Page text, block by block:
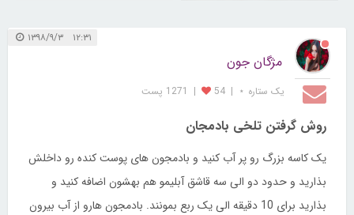
۱۲:۳۱ ۱۳۹۸/۹/۳
مژگان جون
یک ستاره ⋆ |
54
| 1271 پست
روش گرفتن تلخی بادمجان
یک کاسه بزرگ رو پر آب کنید و بادمجون های پوست کنده رو داخلش
بذارید و حدود دو الی سه قاشق آبلیمو هم بهشون اضافه کنید و
بذارید برای 10 دقیقه الی یک ربع بمونند. بادمجون هارو از آب بیرون